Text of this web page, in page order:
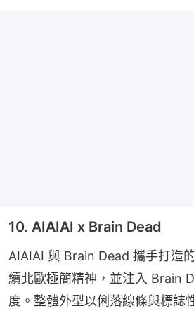
10. AIAIAI x Brain Dead
AIAIAI 與 Brain Dead 攜手打造
續北歐極簡精神，並注入 Brain
度。整體外型以俐落線條與標誌